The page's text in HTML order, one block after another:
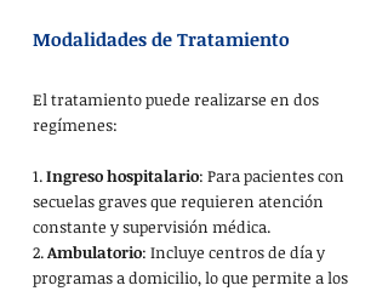
Modalidades de Tratamiento
El tratamiento puede realizarse en dos
regímenes:
1. Ingreso hospitalario: Para pacientes con
secuelas graves que requieren atención
constante y supervisión médica.
2. Ambulatorio: Incluye centros de día y
programas a domicilio, lo que permite a los